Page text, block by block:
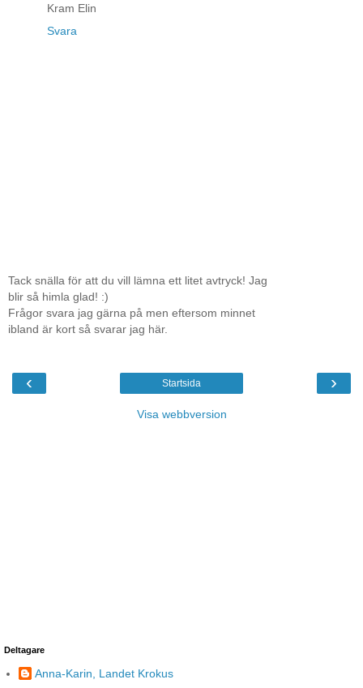
Kram Elin
Svara
Tack snälla för att du vill lämna ett litet avtryck! Jag
blir så himla glad! :)
Frågor svara jag gärna på men eftersom minnet
ibland är kort så svarar jag här.
‹ ›
Startsida
Visa webbversion
Deltagare
Anna-Karin, Landet Krokus